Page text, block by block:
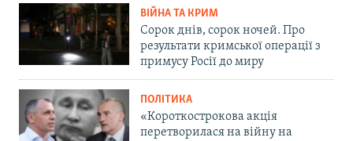
ВІЙНА ТА КРИМ
Сорок днів, сорок ночей. Про
результати кримської операції з
примусу Росії до миру
ПОЛІТИКА
«Короткострокова акція
перетворилася на війну на